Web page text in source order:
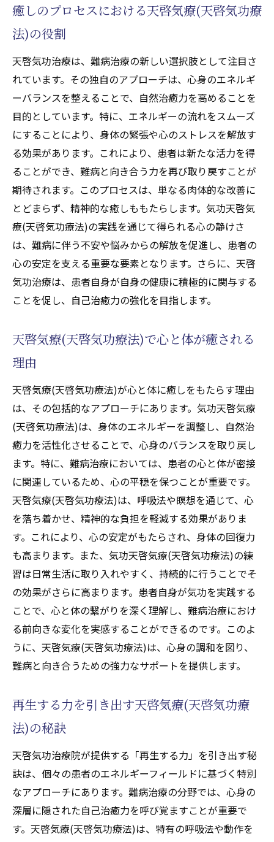
癒しのプロセスにおける天啓気療(天啓気功療
法)の役割
天啓気功治療は、難病治療の新しい選択肢として注目さ
れています。その独自のアプローチは、心身のエネルギ
ーバランスを整えることで、自然治癒力を高めることを
目的としています。特に、エネルギーの流れをスムーズ
にすることにより、身体の緊張や心のストレスを解放す
る効果があります。これにより、患者は新たな活力を得
ることができ、難病と向き合う力を再び取り戻すことが
期待されます。このプロセスは、単なる肉体的な改善に
とどまらず、精神的な癒しももたらします。気功天啓気
療(天啓気功療法)の実践を通じて得られる心の静けさ
は、難病に伴う不安や悩みからの解放を促進し、患者の
心の安定を支える重要な要素となります。さらに、天啓
気功治療は、患者自身が自身の健康に積極的に関与する
ことを促し、自己治癒力の強化を目指します。
天啓気療(天啓気功療法)で心と体が癒される
理由
天啓気療(天啓気功療法)が心と体に癒しをもたらす理由
は、その包括的なアプローチにあります。気功天啓気療
(天啓気功療法)は、身体のエネルギーを調整し、自然治
癒力を活性化させることで、心身のバランスを取り戻し
ます。特に、難病治療においては、患者の心と体が密接
に関連しているため、心の平穏を保つことが重要です。
天啓気療(天啓気功療法)は、呼吸法や瞑想を通じて、心
を落ち着かせ、精神的な負担を軽減する効果がありま
す。これにより、心の安定がもたらされ、身体の回復力
も高まります。また、気功天啓気療(天啓気功療法)の練
習は日常生活に取り入れやすく、持続的に行うことでそ
の効果がさらに高まります。患者自身が気功を実践する
ことで、心と体の繋がりを深く理解し、難病治療におけ
る前向きな変化を実感することができるのです。このよ
うに、天啓気療(天啓気功療法)は、心身の調和を図り、
難病と向き合うための強力なサポートを提供します。
再生する力を引き出す天啓気療(天啓気功療
法)の秘訣
天啓気功治療院が提供する「再生する力」を引き出す秘
訣は、個々の患者のエネルギーフィールドに基づく特別
なアプローチにあります。難病治療の分野では、心身の
深層に隠された自己治癒力を呼び覚ますことが重要で
す。天啓気療(天啓気功療法)は、特有の呼吸法や動作を